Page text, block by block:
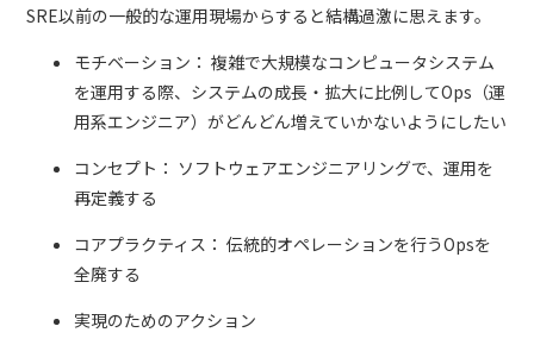
SRE以前の一般的な運用現場からすると結構過激に思えます。
モチベーション： 複雑で大規模なコンピュータシステム
を運用する際、システムの成長・拡大に比例してOps（運
用系エンジニア）がどんどん増えていかないようにしたい
コンセプト： ソフトウェアエンジニアリングで、運用を
再定義する
コアプラクティス： 伝統的オペレーションを行うOpsを
全廃する
実現のためのアクション